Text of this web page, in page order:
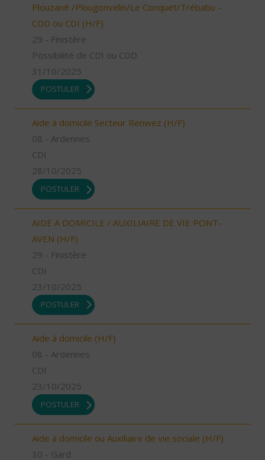
Plouzané /Plougonvelin/Le Conquet/Trébabu -
CDD ou CDI (H/F)
29 - Finistère
Possibilité de CDI ou CDD
31/10/2025
POSTULER
Aide à domicile Secteur Renwez (H/F)
08 - Ardennes
CDI
28/10/2025
POSTULER
AIDE A DOMICILE / AUXILIAIRE DE VIE PONT-
AVEN (H/F)
29 - Finistère
CDI
23/10/2025
POSTULER
Aide à domicile (H/F)
08 - Ardennes
CDI
23/10/2025
POSTULER
Aide à domicile ou Auxiliaire de vie sociale (H/F)
30 - Gard